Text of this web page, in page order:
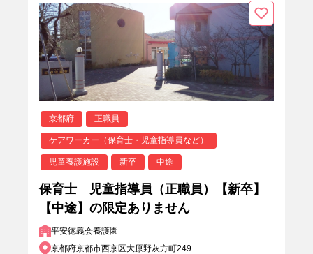
京都府 正職員
ケアワーカー（保育士・児童指導員など）
児童養護施設 新卒 中途
保育士 児童指導員（正職員）【新卒】
【中途】の限定ありません
平安徳義会養護園
京都府京都市西京区大原野灰方町249